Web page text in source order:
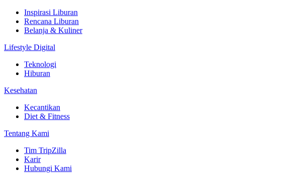
Inspirasi Liburan
Rencana Liburan
Belanja & Kuliner
Lifestyle Digital
Teknologi
Hiburan
Kesehatan
Kecantikan
Diet & Fitness
Tentang Kami
Tim TripZilla
Karir
Hubungi Kami